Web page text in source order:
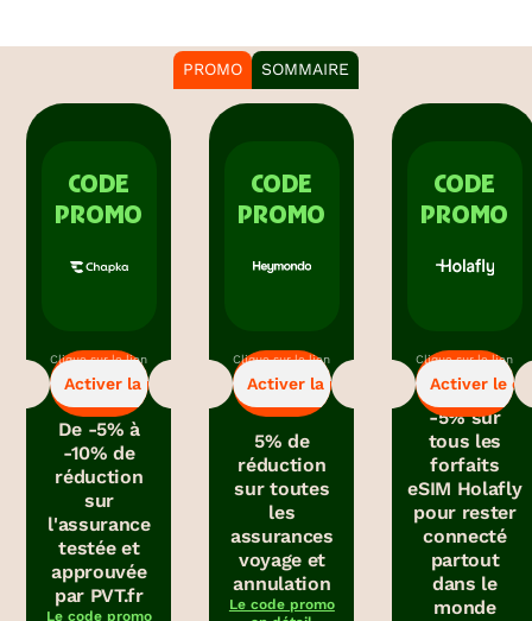
PROMO SOMMAIRE
CODE
PROMO
Activer la promo
-5%
Clique sur le lien
pour bénéficier
de la promo.
De -5% à
-10% de
réduction
sur
l'assurance
testée et
approuvée
par PVT.fr
Le code promo
CODE
PROMO
Activer la promo
-5%
Clique sur le lien
pour bénéficier
de la promo.
5% de
réduction
sur toutes
les
assurances
voyage et
annulation
Le code promo
CODE
PROMO
Activer le
-5%
Clique sur le lien
pour obtenir le
code promo.
-5% sur
tous les
forfaits
eSIM Holafly
pour rester
connecté
partout
dans le
monde